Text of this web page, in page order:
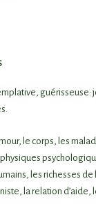
guérisseuse:
le corps, les
les richesses de
la relation d’aide,